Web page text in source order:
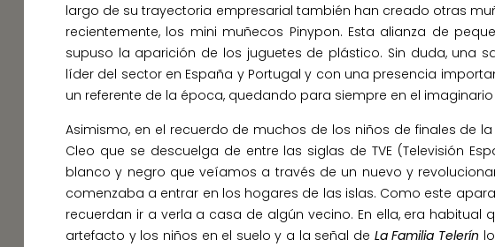
largo de su trayectoria empresarial también han creado otras
recientemente, los mini muñecos Pinypon. Esta alianza de
supuso la aparición de los juguetes de plástico. Sin duda,
líder del sector en España y Portugal y con una presencia
un referente de la época, quedando para siempre en el
Asimismo, en el recuerdo de muchos de los niños de finales de
Cleo que se descuelga de entre las siglas de TVE (Televisión
blanco y negro que veíamos a través de un nuevo y
comenzaba a entrar en los hogares de las islas. Como este
recuerdan ir a verla a casa de algún vecino. En ella, era
artefacto y los niños en el suelo y a la señal de La Familia Telerín